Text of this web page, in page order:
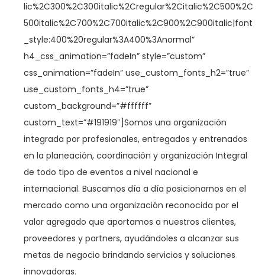
lic%2C300%2C300italic%2Cregular%2Citalic%2C500%2C
500italic%2C700%2C700italic%2C900%2C900italic|font
_style:400%20regular%3A400%3Anormal”
h4_css_animation=”fadeIn” style=”custom”
css_animation=”fadeIn” use_custom_fonts_h2=”true”
use_custom_fonts_h4=”true”
custom_background=”#ffffff”
custom_text=”#191919″]Somos una organización
integrada por profesionales, entregados y entrenados
en la planeación, coordinación y organización Integral
de todo tipo de eventos a nivel nacional e
internacional. Buscamos día a día posicionarnos en el
mercado como una organización reconocida por el
valor agregado que aportamos a nuestros clientes,
proveedores y partners, ayudándoles a alcanzar sus
metas de negocio brindando servicios y soluciones
innovadoras.